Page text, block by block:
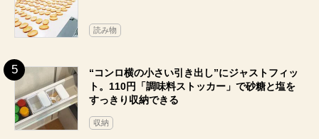
読み物
“コンロ横の小さい引き出し”にジャストフィッ
ト。110円「調味料ストッカー」で砂糖と塩を
すっきり収納できる
収納